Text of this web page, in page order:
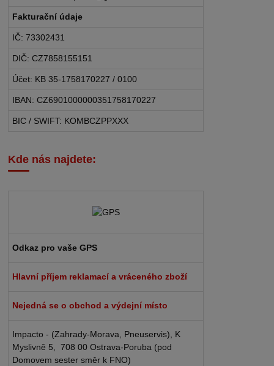
Fakturační údaje
IČ: 73302431
DIČ: CZ7858155151
Účet: KB 35-1758170227 / 0100
IBAN: CZ6901000000351758170227
BIC / SWIFT: KOMBCZPPXXX
Kde nás najdete:
Odkaz pro vaše GPS
Hlavní příjem reklamací a vráceného zboží
Nejedná se o obchod a výdejní místo
Impacto - (Zahrady-Morava, Pneuservis), K
Myslivně 5, 708 00 Ostrava-Poruba (pod
Domovem sester směr k FNO)